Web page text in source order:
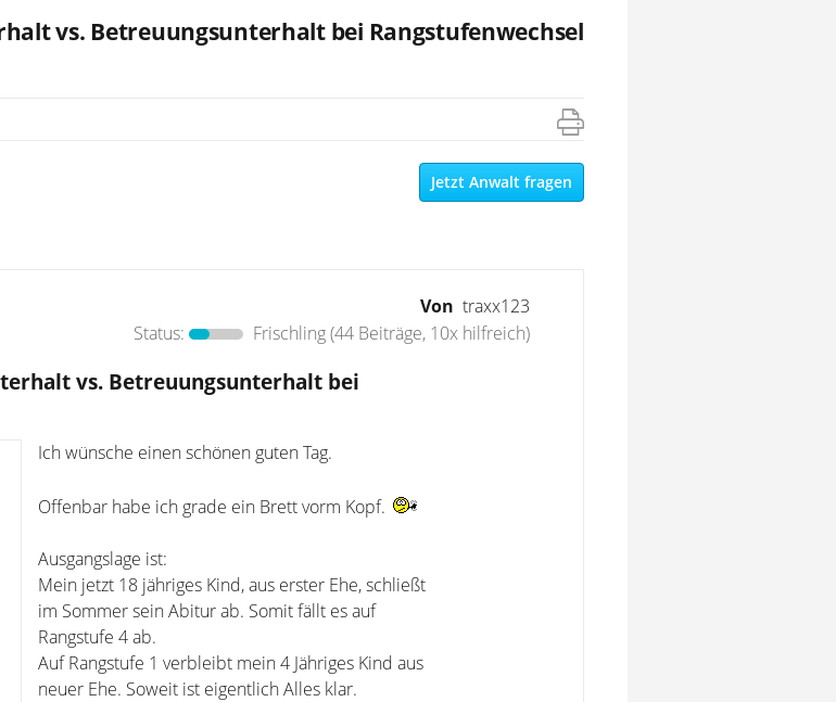
vs. Betreuungsunterhalt bei Rangstufenwechsel
Jetzt Anwalt fragen
Von traxx123
Status:
Frischling(44 Beiträge, 10x hilfreich)
vs. Betreuungsunterhalt bei
Ich wünsche einen schönen guten Tag.
Offenbar habe ich grade ein Brett vorm Kopf.
Ausgangslage ist:
Mein jetzt 18 jähriges Kind, aus erster Ehe, schließt
im Sommer sein Abitur ab. Somit fällt es auf
Rangstufe 4 ab.
Auf Rangstufe 1 verbleibt mein 4 Jähriges Kind aus
neuer Ehe. Soweit ist eigentlich Alles klar.